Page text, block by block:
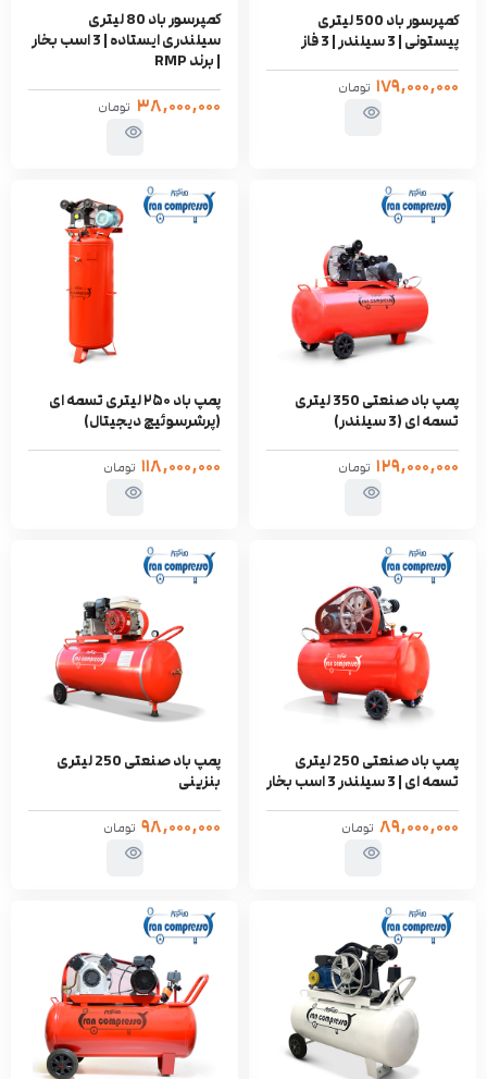
کمپرسور باد 500 لیتری
پیستونی | 3 سیلندر | 3 فاز
۱۷۹,۰۰۰,۰۰۰ تومان
کمپرسور باد 80 لیتری
سیلندری ایستاده | 3 اسب بخار
| برند RMP
۳۸,۰۰۰,۰۰۰ تومان
پمپ باد صنعتی 350 لیتری
تسمه ای (3 سیلندر)
۱۲۹,۰۰۰,۰۰۰ تومان
پمپ باد ۲۵۰ لیتری تسمه ای
(پرشرسوئیچ دیجیتال)
۱۱۸,۰۰۰,۰۰۰ تومان
پمپ باد صنعتی 250 لیتری
تسمه ای | 3 سیلندر 3 اسب بخار
۸۹,۰۰۰,۰۰۰ تومان
پمپ باد صنعتی 250 لیتری
بنزینی
۹۸,۰۰۰,۰۰۰ تومان